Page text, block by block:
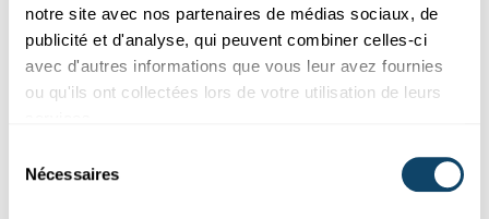
notre site avec nos partenaires de médias sociaux, de
publicité et d'analyse, qui peuvent combiner celles-ci
avec d'autres informations que vous leur avez fournies
ou qu'ils ont collectées lors de votre utilisation de leurs
Nécessaires
Découvrir
SCIENCE CHECK
Ziel mir keng : Quels sont les enjeux des
Partout dans le monde, les résistances aux antibiotiques
augmentent. Pourquoi
? Quelle est la